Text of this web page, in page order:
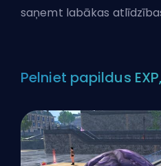
saņemt labākas
Pelniet papildus